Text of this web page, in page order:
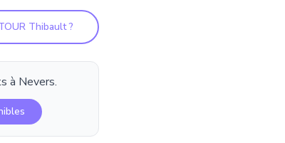
Thibault?
à Nevers.